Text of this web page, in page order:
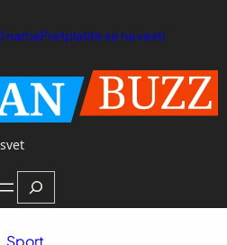
namaPretplatite se na vesti
Search
Sport